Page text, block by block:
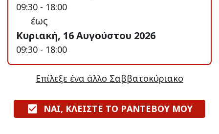
09:30 - 18:00
έως
Κυριακή, 16 Αυγούστου 2026
09:30 - 18:00
Επίλεξε ένα άλλο Σαββατοκύριακο
ΝΑΙ, ΚΛΕΙΣΤΕ ΤΟ ΡΑΝΤΕΒΟΥ ΜΟΥ